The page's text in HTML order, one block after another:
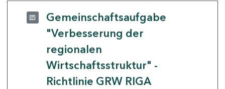
Gemeinschaftsaufgabe
"Verbesserung der
regionalen
Wirtschaftsstruktur" -
Richtlinie GRW RIGA